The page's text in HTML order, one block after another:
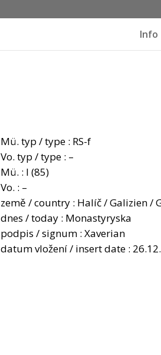
Info
Mü. typ / type : RS-f
Vo. typ / type : –
Mü. : I (85)
Vo. : –
země / country : Halíč / Galizien /
dnes / today : Monastyryska
podpis / signum : Xaverian
datum vložení / insert date :